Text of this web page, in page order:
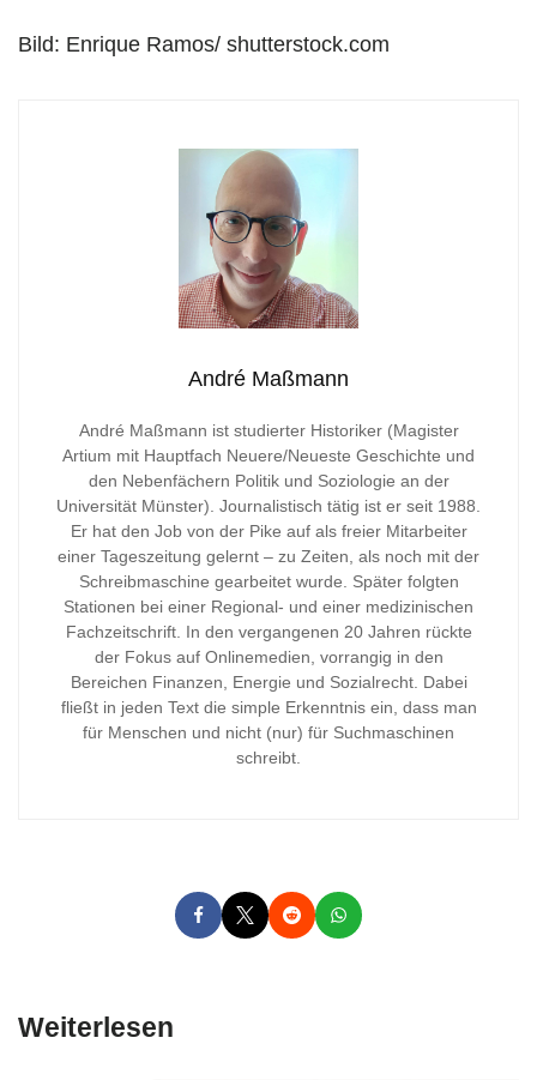
Bild: Enrique Ramos/ shutterstock.com
André Maßmann
André Maßmann ist studierter Historiker (Magister
Artium mit Hauptfach Neuere/Neueste Geschichte und
den Nebenfächern Politik und Soziologie an der
Universität Münster). Journalistisch tätig ist er seit 1988.
Er hat den Job von der Pike auf als freier Mitarbeiter
einer Tageszeitung gelernt – zu Zeiten, als noch mit der
Schreibmaschine gearbeitet wurde. Später folgten
Stationen bei einer Regional- und einer medizinischen
Fachzeitschrift. In den vergangenen 20 Jahren rückte
der Fokus auf Onlinemedien, vorrangig in den
Bereichen Finanzen, Energie und Sozialrecht. Dabei
fließt in jeden Text die simple Erkenntnis ein, dass man
für Menschen und nicht (nur) für Suchmaschinen
schreibt.
Weiterlesen